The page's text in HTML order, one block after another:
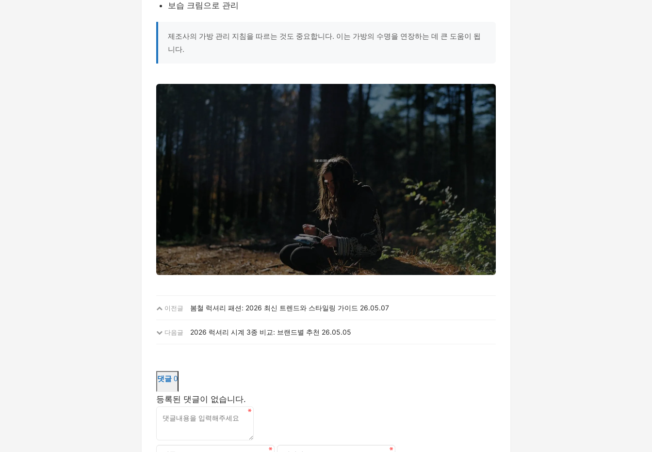
보습 크림으로 관리
제조사의 가방 관리 지침을 따르는 것도 중요합니다. 이는 가방의 수명을 연장하는 데 큰 도움이 됩
니다.
이전글 봄철 럭셔리 패션: 2026 최신 트렌드와 스타일링 가이드 26.05.07
다음글 2026 럭셔리 시계 3종 비교: 브랜드별 추천 26.05.05
댓글 0
등록된 댓글이 없습니다.